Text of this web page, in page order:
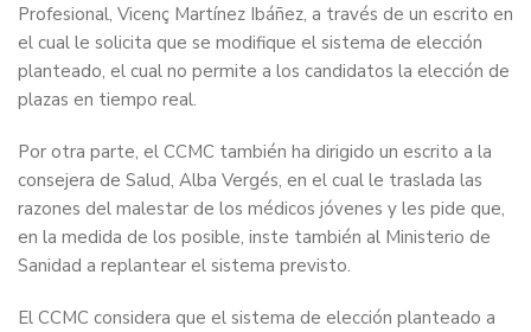
Profesional, Vicenç Martínez Ibáñez, a través de un escrito en
el cual le solicita que se modifique el sistema de elección
planteado, el cual no permite a los candidatos la elección de
plazas en tiempo real.
Por otra parte, el CCMC también ha dirigido un escrito a la
consejera de Salud, Alba Vergés, en el cual le traslada las
razones del malestar de los médicos jóvenes y les pide que,
en la medida de los posible, inste también al Ministerio de
Sanidad a replantear el sistema previsto.
El CCMC considera que el sistema de elección planteado a